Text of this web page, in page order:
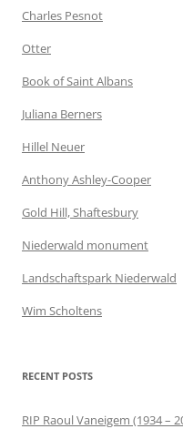
Charles Pesnot
Otter
Book of Saint Albans
Juliana Berners
Hillel Neuer
Anthony Ashley-Cooper
Gold Hill, Shaftesbury
Niederwald monument
Landschaftspark Niederwald
Wim Scholtens
RECENT POSTS
RIP Raoul Vaneigem (1934 –